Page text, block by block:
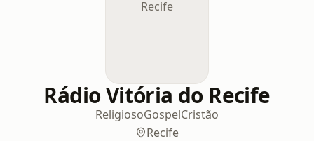
Rádio Vitória do Recife
ReligiosoGospelCristão
Recife